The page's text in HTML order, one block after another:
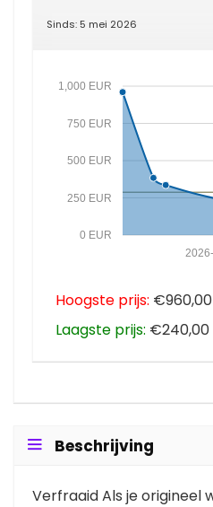
Sinds: 5 mei 2026
0 EUR
250 EUR
500 EUR
750 EUR
1,000 EUR
Hoogste prijs:
Laagste prijs: €240,00
Beschrijving
Verfraaid Als je origineel